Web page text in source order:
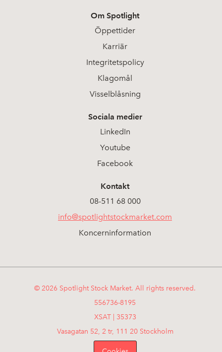
Om Spotlight
Öppettider
Karriär
Integritetspolicy
Klagomål
Visselblåsning
Sociala medier
LinkedIn
Youtube
Facebook
Kontakt
08-511 68 000
info@spotlightstockmarket.com
Koncerninformation
© 2026 Spotlight Stock Market. All rights reserved.
556736-8195
XSAT | 35373
Vasagatan 52, 2 tr, 111 20 Stockholm